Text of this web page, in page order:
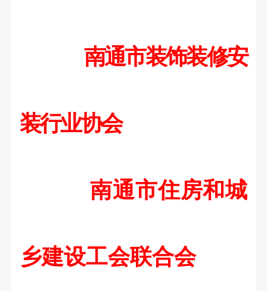
南通市装饰装修安
装行业协会
南通市住房和城
乡建设工会联合会